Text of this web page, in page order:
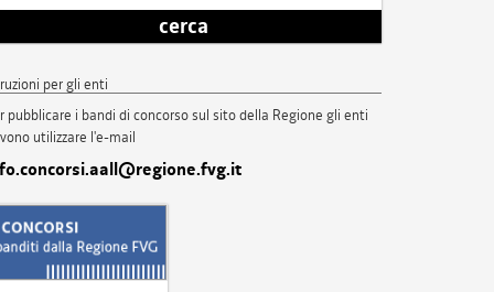
cerca
per gli enti
pubblicare i bandi di concorso sul sito della Regione gli enti
utilizzare l'e-mail